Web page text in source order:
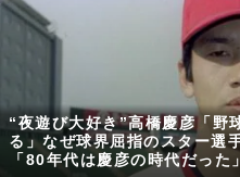
“夜遊び大好き”高橋慶彦「野
る」なぜ球界屈指のスター選
「80年代は慶彦の時代だった」